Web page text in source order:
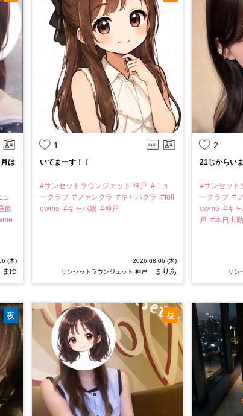
は
ュ
飲
(木)
まゆ
1
いてまーす！！
#サンセットラウンジェット 神戸 #ニュ
ークラブ #ファンクラ #キャバクラ #foll
owme #キャバ嬢 #神戸
2026.08.06 (木)
サンセットラウンジェット 神戸
まりあ
2
21じからい
#サンセット
ークラブ #
owme #キ
戸 #本日出勤
サン
夜 昼